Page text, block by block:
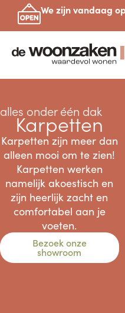
We zijn vandaag
alles onder één dak
Karpetten
Karpetten zijn meer dan
alleen mooi om te zien!
Karpetten werken
namelijk akoestisch en
zijn heerlijk zacht en
comfortabel aan je
voeten.
Bezoek onze
showroom